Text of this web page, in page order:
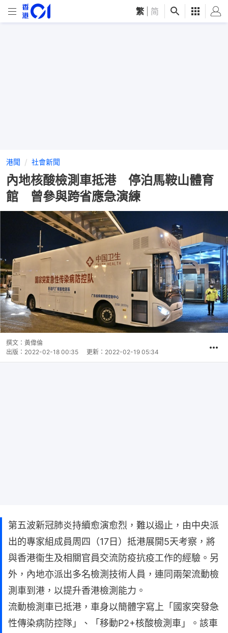
繁 简
港聞 社會新聞
內地核酸檢測車抵港 停泊馬鞍山體育
館 曾參與跨省應急演練
撰文： 黃偉倫
出版： 2022-02-18 00:35 更新： 2022-02-19 05:34
第五波新冠肺炎持續愈演愈烈，難以遏止，由中央派
出的專家組成員周四（17日）抵港展開5天考察，將
與香港衞生及相關官員交流防疫抗疫工作的經驗。另
外，內地亦派出多名檢測技術人員，連同兩架流動檢
測車到港，以提升香港檢測能力。
流動檢測車已抵港，車身以簡體字寫上「國家突發急
性傳染病防控隊」、「移動P2+核酸檢測車」。該車